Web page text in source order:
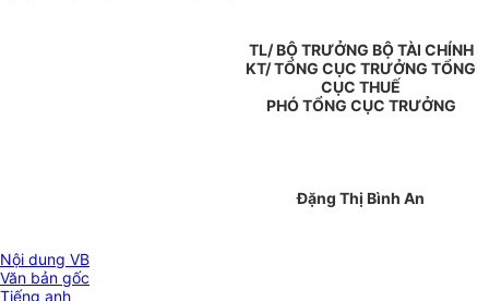
TL/ BỘ TRƯỞNG BỘ TÀI CHÍNH
KT/ TỔNG CỤC TRƯỞNG TỔNG
CỤC THUẾ
PHÓ TỔNG CỤC TRƯỞNG
Đặng Thị Bình An
Nội dung VB
Văn bản gốc
Tiếng anh